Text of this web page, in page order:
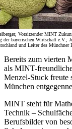
Vorsitzender MINT
bayerischen Wirtschaft
und Leiter des
Bereits zum vierten
als MINT-
Menzel-Stuck freute
München
MINT steht für
Technik –
Berufsbilder von